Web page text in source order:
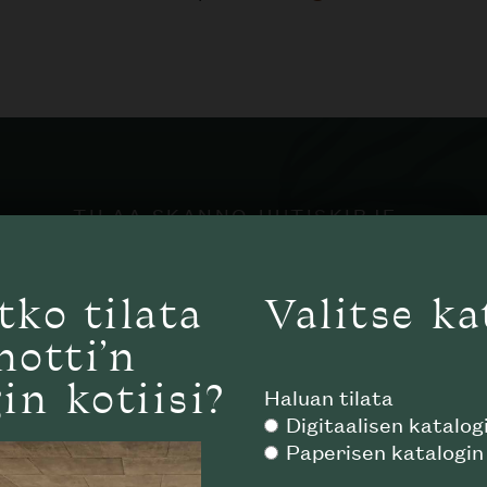
TILAA SKANNO-UUTISKIRJE
designia. 0%
Kuluttajille
tilata
kotiisi?
Valitse
Haluan tilata
Digitaalisen
Paperisen katalogin